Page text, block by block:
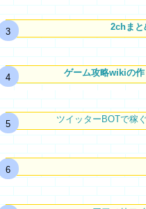
2chまと
ゲーム攻略wikiの
ツイッターBOTで稼